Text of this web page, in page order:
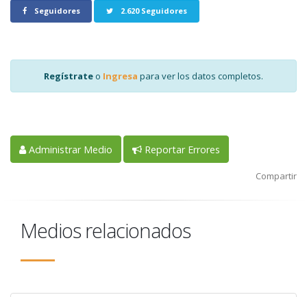
Seguidores 2.620 Seguidores
Regístrate o Ingresa para ver los datos completos.
Administrar Medio Reportar Errores
Compartir
Medios relacionados